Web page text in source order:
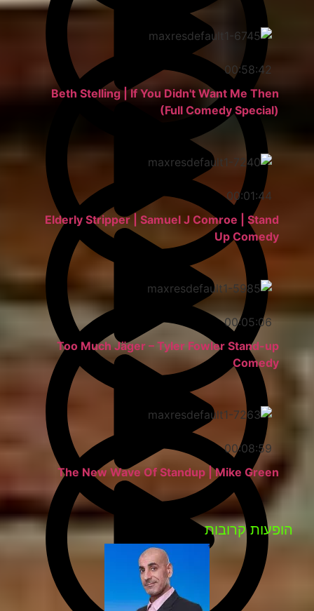
00:58:42
Beth Stelling | If You Didn't Want Me Then
(Full Comedy Special)
00:01:44
Elderly Stripper | Samuel J Comroe | Stand
Up Comedy
00:05:06
Too Much Jäger – Tyler Fowler Stand-up
Comedy
00:08:59
The New Wave Of Standup | Mike Green
הופעות קרובות